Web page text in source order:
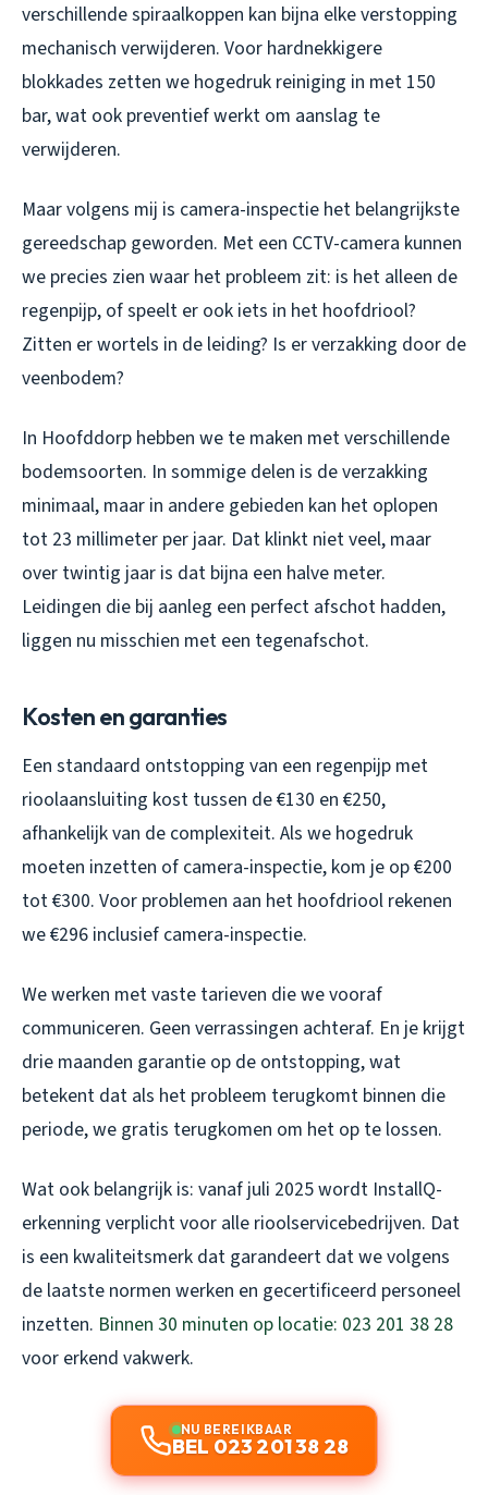
verschillende spiraalkoppen kan bijna elke verstopping
mechanisch verwijderen. Voor hardnekkigere
blokkades zetten we hogedruk reiniging in met 150
bar, wat ook preventief werkt om aanslag te
verwijderen.
Maar volgens mij is camera-inspectie het belangrijkste
gereedschap geworden. Met een CCTV-camera kunnen
we precies zien waar het probleem zit: is het alleen de
regenpijp, of speelt er ook iets in het hoofdriool?
Zitten er wortels in de leiding? Is er verzakking door de
veenbodem?
In Hoofddorp hebben we te maken met verschillende
bodemsoorten. In sommige delen is de verzakking
minimaal, maar in andere gebieden kan het oplopen
tot 23 millimeter per jaar. Dat klinkt niet veel, maar
over twintig jaar is dat bijna een halve meter.
Leidingen die bij aanleg een perfect afschot hadden,
liggen nu misschien met een tegenafschot.
Kosten en garanties
Een standaard ontstopping van een regenpijp met
rioolaansluiting kost tussen de €130 en €250,
afhankelijk van de complexiteit. Als we hogedruk
moeten inzetten of camera-inspectie, kom je op €200
tot €300. Voor problemen aan het hoofdriool rekenen
we €296 inclusief camera-inspectie.
We werken met vaste tarieven die we vooraf
communiceren. Geen verrassingen achteraf. En je krijgt
drie maanden garantie op de ontstopping, wat
betekent dat als het probleem terugkomt binnen die
periode, we gratis terugkomen om het op te lossen.
Wat ook belangrijk is: vanaf juli 2025 wordt InstallQ-
erkenning verplicht voor alle rioolservicebedrijven. Dat
is een kwaliteitsmerk dat garandeert dat we volgens
de laatste normen werken en gecertificeerd personeel
inzetten. Binnen 30 minuten op locatie: 023 201 38 28
voor erkend vakwerk.
NU BEREIKBAAR
BEL 023 201 38 28